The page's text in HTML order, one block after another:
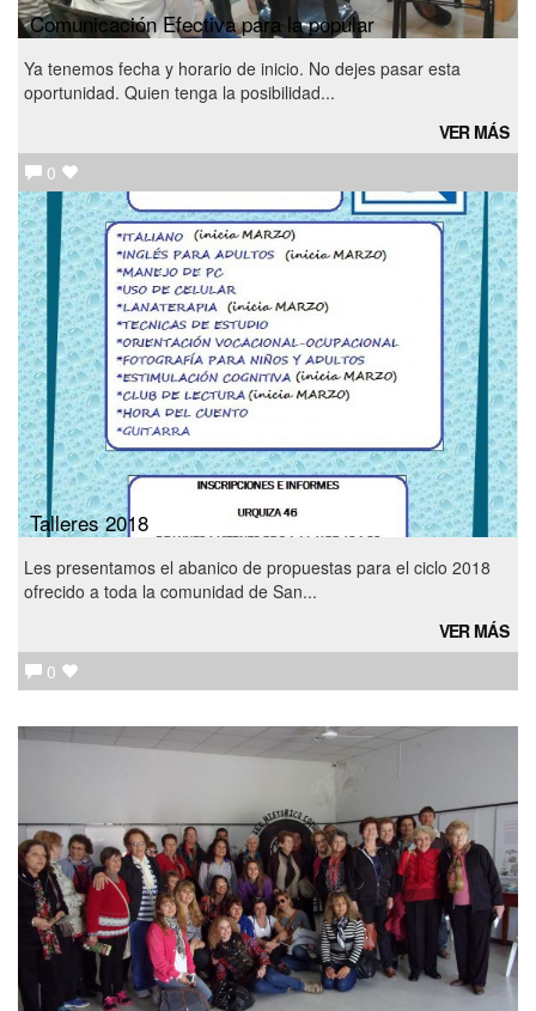
Comunicación Efectiva para la popular
Ya tenemos fecha y horario de inicio. No dejes pasar esta
oportunidad. Quien tenga la posibilidad...
VER MÁS
0
Talleres 2018
Les presentamos el abanico de propuestas para el ciclo 2018
ofrecido a toda la comunidad de San...
VER MÁS
0